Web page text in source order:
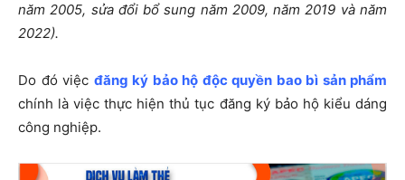
năm 2005, sửa đổi bổ sung năm 2009, năm 2019 và năm
2022).
Do đó việc đăng ký bảo hộ độc quyền bao bì sản phẩm
chính là việc thực hiện thủ tục đăng ký bảo hộ kiểu dáng
công nghiệp.